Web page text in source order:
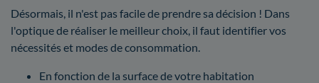
Désormais, il n'est pas facile de prendre sa décision ! Dans
l'optique de réaliser le meilleur choix, il faut identifier vos
nécessités et modes de consommation.
En fonction de la surface de votre habitation